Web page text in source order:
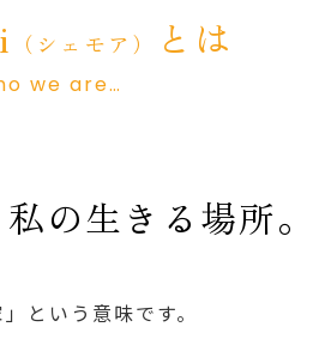
（シェモア） とは
we are…
の生きる場所。
という意味です。